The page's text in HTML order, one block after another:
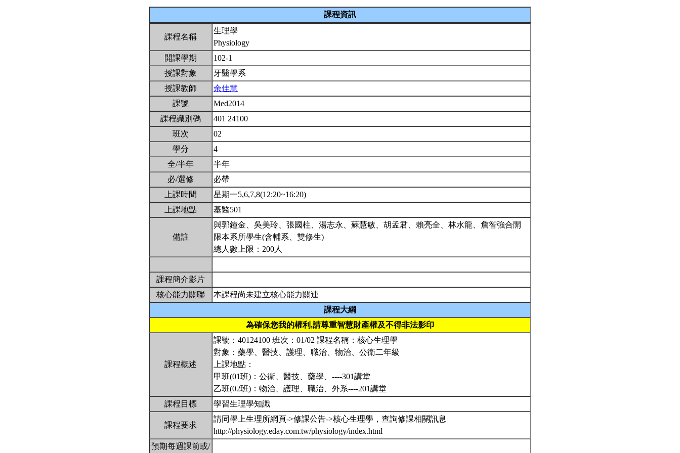
課程資訊
課程名稱
生理學
Physiology
開課學期
102-1
授課對象
牙醫學系
授課教師
余佳慧
課號
Med2014
課程識別碼
401 24100
班次
02
學分
4
全/半年
半年
必/選修
必帶
上課時間
星期一5,6,7,8(12:20~16:20)
上課地點
基醫501
備註
與郭鐘金、吳美玲、張國柱、湯志永、蘇慧敏、胡孟君、賴亮全、林水龍、詹智強合開
限本系所學生(含輔系、雙修生)
總人數上限：200人
課程簡介影片
核心能力關聯
本課程尚未建立核心能力關連
課程大綱
為確保您我的權利,請尊重智慧財產權及不得非法影印
課程概述
課號：40124100 班次：01/02 課程名稱：核心生理學
對象：藥學、醫技、護理、職治、物治、公衛二年級
上課地點：
甲班(01班)：公衛、醫技、藥學、----301講堂
乙班(02班)：物治、護理、職治、外系----201講堂
課程目標
學習生理學知識
課程要求
請同學上生理所網頁->修課公告->核心生理學，查詢修課相關訊息
http://physiology.eday.com.tw/physiology/index.html
預期每週課前或/